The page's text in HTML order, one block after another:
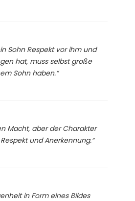
Sohn Respekt vor ihm und
hat, muss selbst große
Sohn haben.“
Macht, aber der Charakter
und Anerkennung.“
in Form eines Bildes